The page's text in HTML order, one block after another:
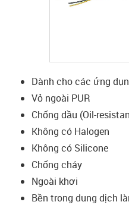
Dành cho các ứng
Vỏ ngoài PUR
Chống dầu (Oil-
Không có Halogen
Không có Silicone
Chống cháy
Ngoài khơi
Bền trong dung dịch